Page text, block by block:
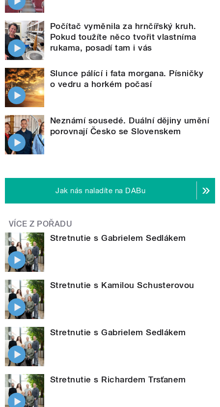
Počítač vyměnila za hrnčířský kruh.
Pokud toužíte něco tvořit vlastníma
rukama, posadí tam i vás
Slunce pálící i fata morgana. Písničky
o vedru a horkém počasí
Neznámí sousedé. Duální dějiny umění
porovnají Česko se Slovenskem
Jak nás naladíte na DABu
VÍCE Z POŘADU
Stretnutie s Gabrielem Sedlákem
Stretnutie s Kamilou Schusterovou
Stretnutie s Gabrielem Sedlákem
Stretnutie s Richardem Trsťanem